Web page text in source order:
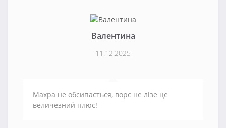
Валентина
11.12.2025
Махра не обсипається, ворс не лізе це
величезний плюс!